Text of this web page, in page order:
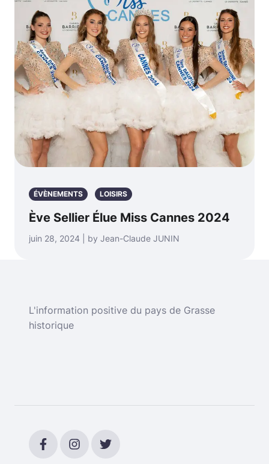
ÉVÈNEMENTS LOISIRS
Ève Sellier Élue Miss Cannes 2024
juin 28, 2024 | by Jean-Claude JUNIN
L'information positive du pays de Grasse
historique